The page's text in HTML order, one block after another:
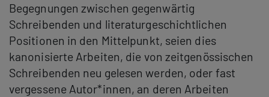
Begegnungen zwischen gegenwärtig
Schreibenden und literaturgeschichtlichen
Positionen in den Mittelpunkt, seien dies
kanonisierte Arbeiten, die von zeitgenössischen
Schreibenden neu gelesen werden, oder fast
vergessene Autor*innen, an deren Arbeiten